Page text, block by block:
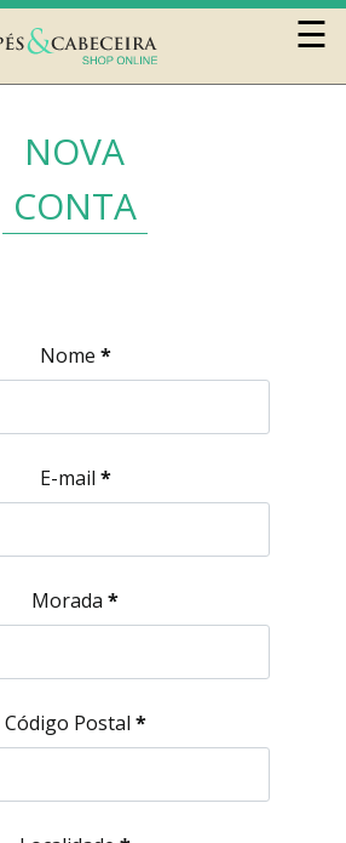
☰
NOVA
CONTA
Nome *
E-mail *
Morada *
Código Postal *